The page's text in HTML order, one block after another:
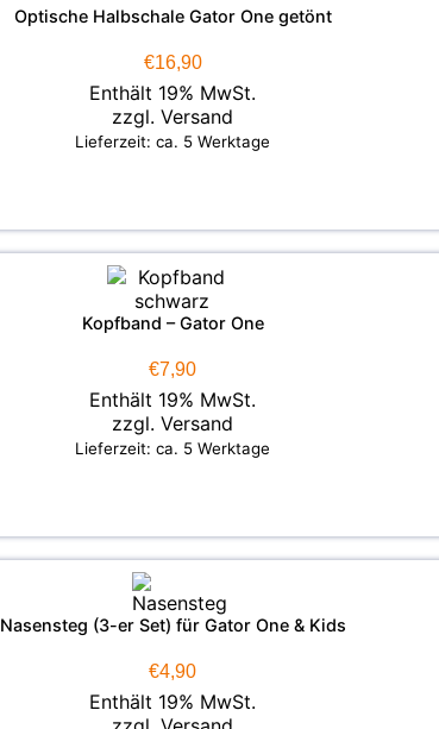
Optische Halbschale Gator One getönt
€16,90
Enthält 19% MwSt.
zzgl. Versand
Lieferzeit: ca. 5 Werktage
Kopfband – Gator One
€7,90
Enthält 19% MwSt.
zzgl. Versand
Lieferzeit: ca. 5 Werktage
Nasensteg (3-er Set) für Gator One & Kids
€4,90
Enthält 19% MwSt.